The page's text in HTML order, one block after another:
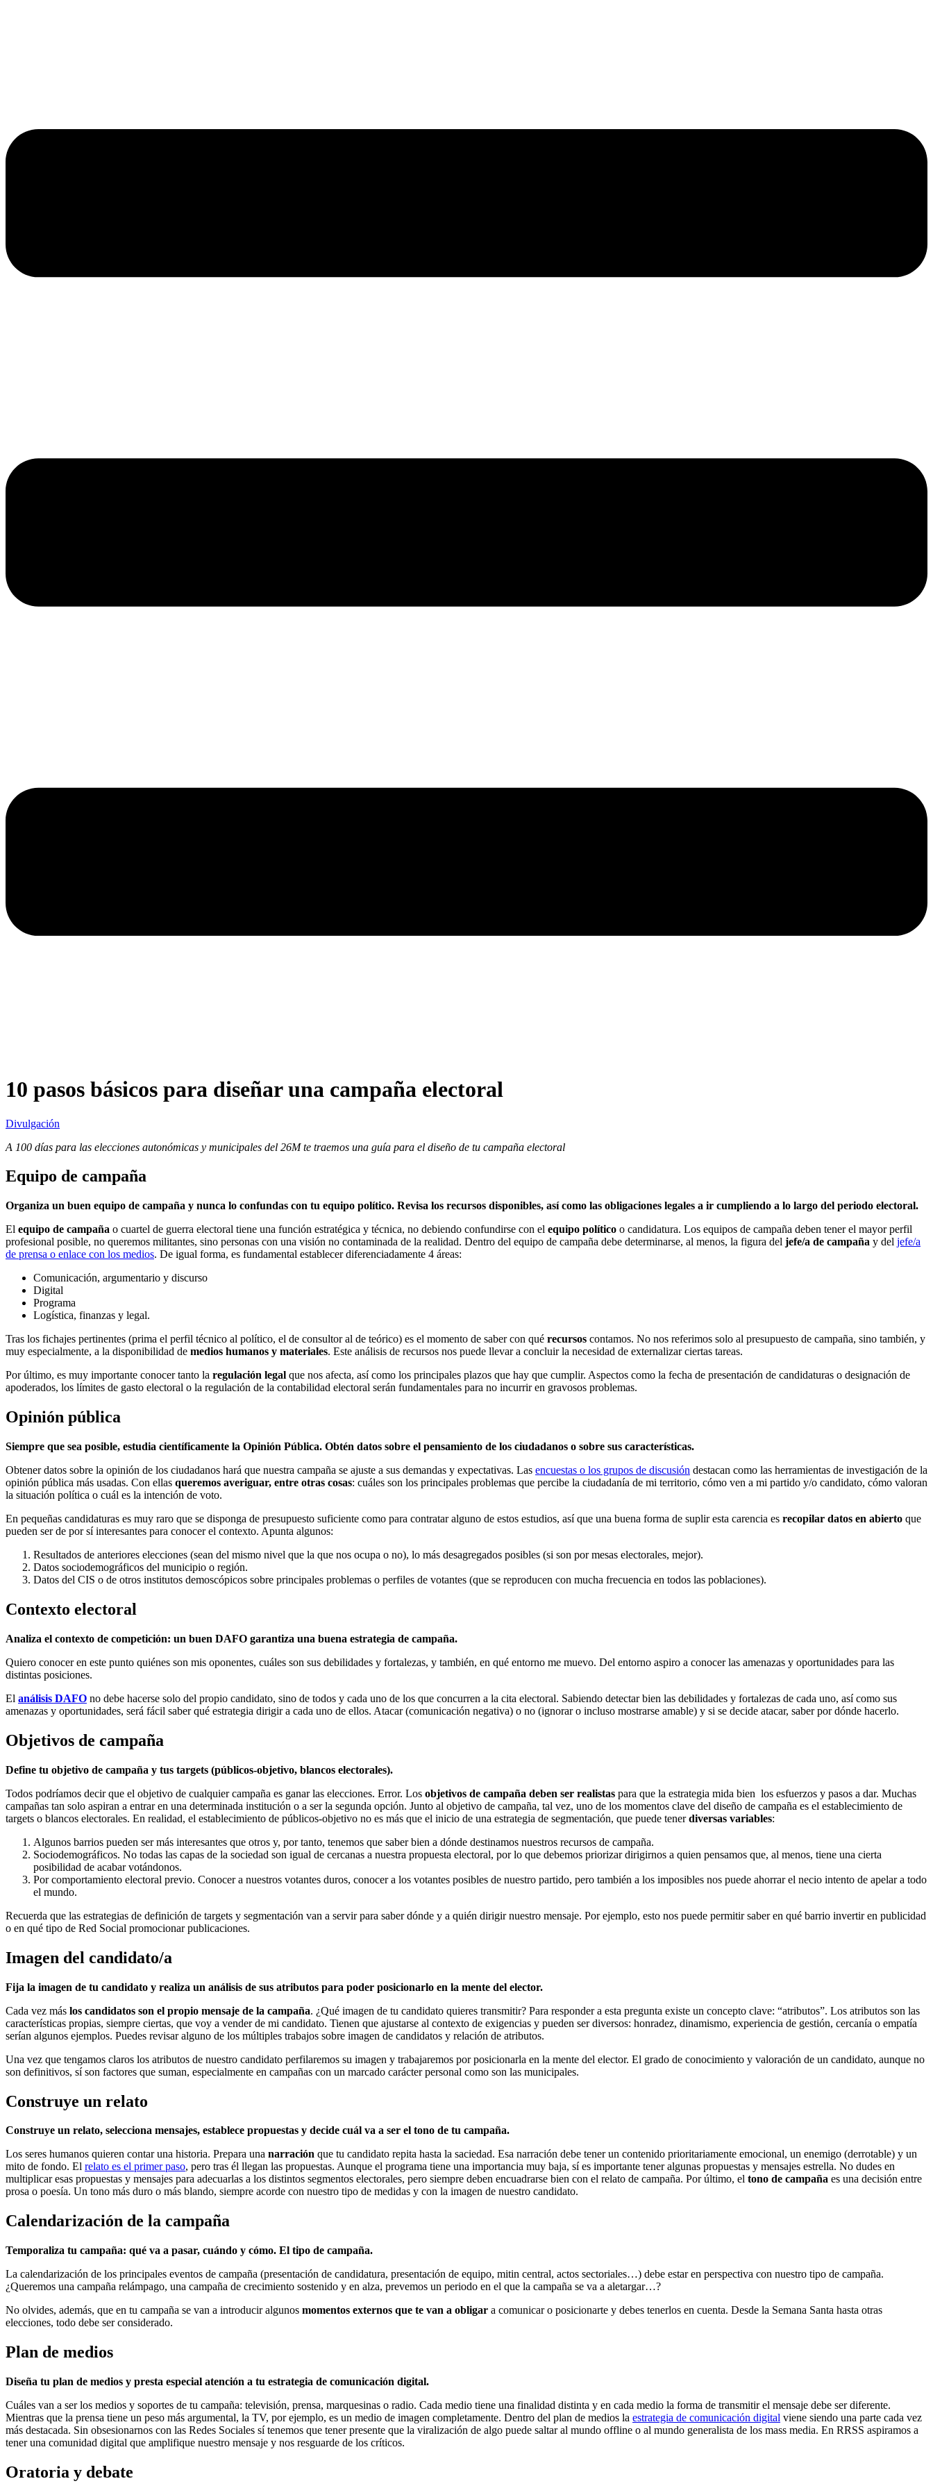
10 pasos básicos para diseñar una campaña electoral
Divulgación
A 100 días para las elecciones autonómicas y municipales del 26M te traemos una guía para el diseño de tu campaña electoral
Equipo de campaña
Organiza un buen equipo de campaña y nunca lo confundas con tu equipo político. Revisa los recursos disponibles, así como las obligaciones legales a ir cumpliendo a lo largo del periodo electoral.
El equipo de campaña o cuartel de guerra electoral tiene una función estratégica y técnica, no debiendo confundirse con el equipo político o candidatura. Los equipos de campaña deben tener el mayor perfil
profesional posible, no queremos militantes, sino personas con una visión no contaminada de la realidad. Dentro del equipo de campaña debe determinarse, al menos, la figura del jefe/a de campaña y del jefe/a
de prensa o enlace con los medios. De igual forma, es fundamental establecer diferenciadamente 4 áreas:
Comunicación, argumentario y discurso
Digital
Programa
Logística, finanzas y legal.
Tras los fichajes pertinentes (prima el perfil técnico al político, el de consultor al de teórico) es el momento de saber con qué recursos contamos. No nos referimos solo al presupuesto de campaña, sino también, y
muy especialmente, a la disponibilidad de medios humanos y materiales. Este análisis de recursos nos puede llevar a concluir la necesidad de externalizar ciertas tareas.
Por último, es muy importante conocer tanto la regulación legal que nos afecta, así como los principales plazos que hay que cumplir. Aspectos como la fecha de presentación de candidaturas o designación de
apoderados, los límites de gasto electoral o la regulación de la contabilidad electoral serán fundamentales para no incurrir en gravosos problemas.
Opinión pública
Siempre que sea posible, estudia científicamente la Opinión Pública. Obtén datos sobre el pensamiento de los ciudadanos o sobre sus características.
Obtener datos sobre la opinión de los ciudadanos hará que nuestra campaña se ajuste a sus demandas y expectativas. Las encuestas o los grupos de discusión destacan como las herramientas de investigación de la
opinión pública más usadas. Con ellas queremos averiguar, entre otras cosas: cuáles son los principales problemas que percibe la ciudadanía de mi territorio, cómo ven a mi partido y/o candidato, cómo valoran
la situación política o cuál es la intención de voto.
En pequeñas candidaturas es muy raro que se disponga de presupuesto suficiente como para contratar alguno de estos estudios, así que una buena forma de suplir esta carencia es recopilar datos en abierto que
pueden ser de por sí interesantes para conocer el contexto. Apunta algunos:
Resultados de anteriores elecciones (sean del mismo nivel que la que nos ocupa o no), lo más desagregados posibles (si son por mesas electorales, mejor).
Datos sociodemográficos del municipio o región.
Datos del CIS o de otros institutos demoscópicos sobre principales problemas o perfiles de votantes (que se reproducen con mucha frecuencia en todos las poblaciones).
Contexto electoral
Analiza el contexto de competición: un buen DAFO garantiza una buena estrategia de campaña.
Quiero conocer en este punto quiénes son mis oponentes, cuáles son sus debilidades y fortalezas, y también, en qué entorno me muevo. Del entorno aspiro a conocer las amenazas y oportunidades para las
distintas posiciones.
El análisis DAFO no debe hacerse solo del propio candidato, sino de todos y cada uno de los que concurren a la cita electoral. Sabiendo detectar bien las debilidades y fortalezas de cada uno, así como sus
amenazas y oportunidades, será fácil saber qué estrategia dirigir a cada uno de ellos. Atacar (comunicación negativa) o no (ignorar o incluso mostrarse amable) y si se decide atacar, saber por dónde hacerlo.
Objetivos de campaña
Define tu objetivo de campaña y tus targets (públicos-objetivo, blancos electorales).
Todos podríamos decir que el objetivo de cualquier campaña es ganar las elecciones. Error. Los objetivos de campaña deben ser realistas para que la estrategia mida bien los esfuerzos y pasos a dar. Muchas
campañas tan solo aspiran a entrar en una determinada institución o a ser la segunda opción. Junto al objetivo de campaña, tal vez, uno de los momentos clave del diseño de campaña es el establecimiento de
targets o blancos electorales. En realidad, el establecimiento de públicos-objetivo no es más que el inicio de una estrategia de segmentación, que puede tenerdiversas variables:
Algunos barrios pueden ser más interesantes que otros y, por tanto, tenemos que saber bien a dónde destinamos nuestros recursos de campaña.
Sociodemográficos. No todas las capas de la sociedad son igual de cercanas a nuestra propuesta electoral, por lo que debemos priorizar dirigirnos a quien pensamos que, al menos, tiene una cierta
posibilidad de acabar votándonos.
Por comportamiento electoral previo. Conocer a nuestros votantes duros, conocer a los votantes posibles de nuestro partido, pero también a los imposibles nos puede ahorrar el necio intento de apelar a todo
el mundo.
Recuerda que las estrategias de definición de targets y segmentación van a servir para saber dónde y a quién dirigir nuestro mensaje. Por ejemplo, esto nos puede permitir saber en qué barrio invertir en publicidad
o en qué tipo de Red Social promocionar publicaciones.
Imagen del candidato/a
Fija la imagen de tu candidato y realiza un análisis de sus atributos para poder posicionarlo en la mente del elector.
Cada vez más los candidatos son el propio mensaje de la campaña. ¿Qué imagen de tu candidato quieres transmitir? Para responder a esta pregunta existe un concepto clave: “atributos”. Los atributos son las
características propias, siempre ciertas, que voy a vender de mi candidato. Tienen que ajustarse al contexto de exigencias y pueden ser diversos: honradez, dinamismo, experiencia de gestión, cercanía o empatía
serían algunos ejemplos. Puedes revisar alguno de los múltiples trabajos sobre imagen de candidatos y relación de atributos.
Una vez que tengamos claros los atributos de nuestro candidato perfilaremos su imagen y trabajaremos por posicionarla en la mente del elector. El grado de conocimiento y valoración de un candidato, aunque no
son definitivos, sí son factores que suman, especialmente en campañas con un marcado carácter personal como son las municipales.
Construye un relato
Construye un relato, selecciona mensajes, establece propuestas y decide cuál va a ser el tono de tu campaña.
Los seres humanos quieren contar una historia. Prepara una narración que tu candidato repita hasta la saciedad. Esa narración debe tener un contenido prioritariamente emocional, un enemigo (derrotable) y un
mito de fondo. El relato es el primer paso, pero tras él llegan las propuestas. Aunque el programa tiene una importancia muy baja, sí es importante tener algunas propuestas y mensajes estrella. No dudes en
multiplicar esas propuestas y mensajes para adecuarlas a los distintos segmentos electorales, pero siempre deben encuadrarse bien con el relato de campaña. Por último, el tono de campaña es una decisión entre
prosa o poesía. Un tono más duro o más blando, siempre acorde con nuestro tipo de medidas y con la imagen de nuestro candidato.
Calendarización de la campaña
Temporaliza tu campaña: qué va a pasar, cuándo y cómo. El tipo de campaña.
La calendarización de los principales eventos de campaña (presentación de candidatura, presentación de equipo, mitin central, actos sectoriales…) debe estar en perspectiva con nuestro tipo de campaña.
¿Queremos una campaña relámpago, una campaña de crecimiento sostenido y en alza, prevemos un periodo en el que la campaña se va a aletargar…?
No olvides, además, que en tu campaña se van a introducir algunos momentos externos que te van a obligar a comunicar o posicionarte y debes tenerlos en cuenta. Desde la Semana Santa hasta otras
elecciones, todo debe ser considerado.
Plan de medios
Diseña tu plan de medios y presta especial atención a tu estrategia de comunicación digital.
Cuáles van a ser los medios y soportes de tu campaña: televisión, prensa, marquesinas o radio. Cada medio tiene una finalidad distinta y en cada medio la forma de transmitir el mensaje debe ser diferente.
Mientras que la prensa tiene un peso más argumental, la TV, por ejemplo, es un medio de imagen completamente. Dentro del plan de medios la estrategia de comunicación digital viene siendo una parte cada vez
más destacada. Sin obsesionarnos con las Redes Sociales sí tenemos que tener presente que la viralización de algo puede saltar al mundo offline o al mundo generalista de los mass media. En RRSS aspiramos a
tener una comunidad digital que amplifique nuestro mensaje y nos resguarde de los críticos.
Oratoria y debate